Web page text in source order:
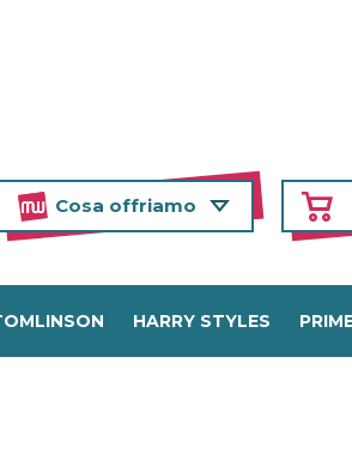
Cosa offriamo
HARRY STYLES